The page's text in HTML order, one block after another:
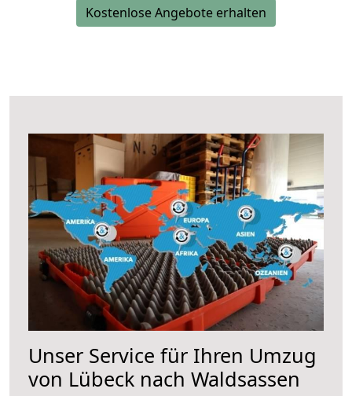
Kostenlose Angebote erhalten
Unser Service für Ihren Umzug
von Lübeck nach Waldsassen